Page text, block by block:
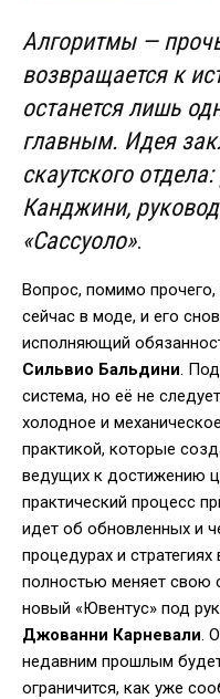
Алгоритмы —
возвращается к
останется лишь
главным. Идея
скаутского
Канджини,
«Сассуоло».
Вопрос, помимо
сейчас в моде, и его
исполняющий
Сильвио Бальдини.
система, но её не
холодное и
практикой, которые
ведущих к достижению
практический процесс
идет об обновленных и
процедурах и
полностью меняет свою
новый «Ювентус» под
Джованни Карневали.
недавним прошлым
ограничится, как уже